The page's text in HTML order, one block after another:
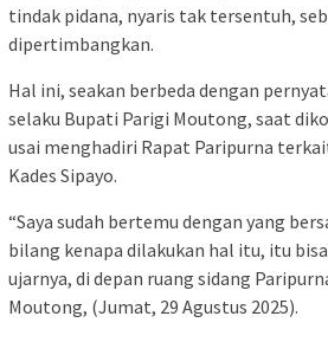
tindak pidana, nyaris tak tersentuh,
dipertimbangkan.
Hal ini, seakan berbeda dengan
selaku Bupati Parigi Moutong, saat
usai menghadiri Rapat Paripurna
Kades Sipayo.
“Saya sudah bertemu dengan yang
bilang kenapa dilakukan hal itu, itu
ujarnya, di depan ruang sidang
Moutong, (Jumat, 29 Agustus 2025).